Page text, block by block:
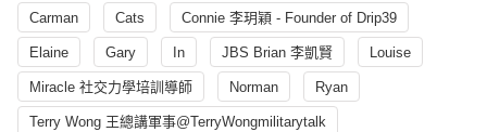
Carman Cats Connie 李玥穎 - Founder of Drip39
Elaine Gary In JBS Brian 李凱賢 Louise
Miracle 社交力學培訓導師 Norman Ryan
Terry Wong 王總講軍事@TerryWongmilitarytalk